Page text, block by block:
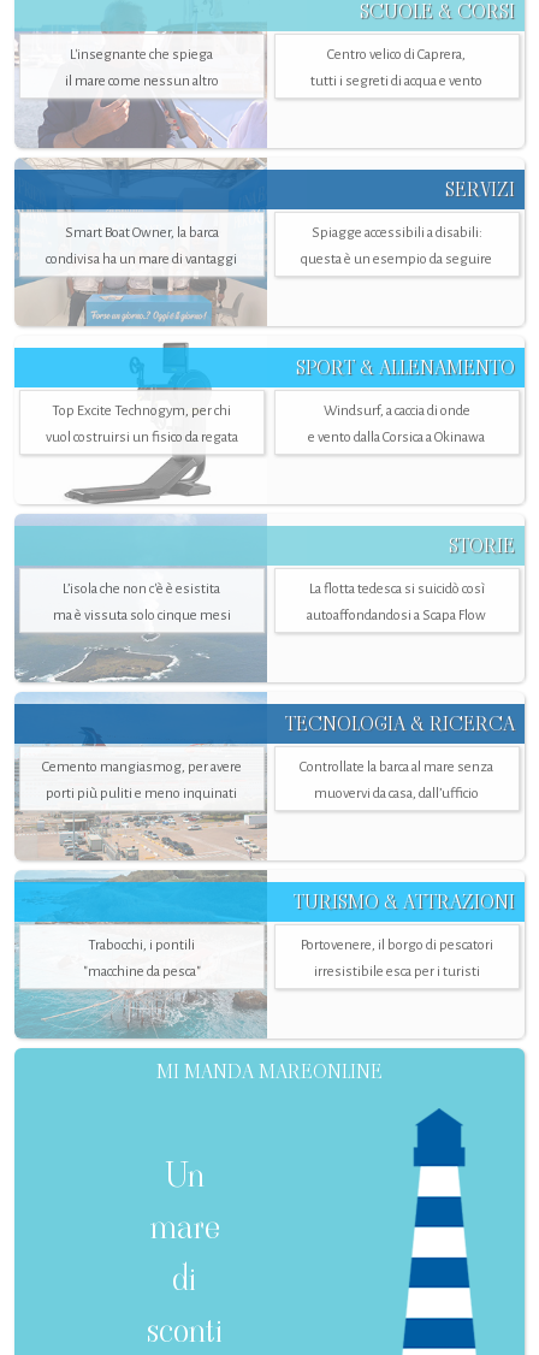
SCUOLE & CORSI
L'insegnante che spiega
il mare come nessun altro
Centro velico di Caprera,
tutti i segreti di acqua e vento
SERVIZI
Smart Boat Owner, la barca
condivisa ha un mare di vantaggi
Spiagge accessibili a disabili:
questa è un esempio da seguire
SPORT & ALLENAMENTO
Top Excite Technogym, per chi
vuol costruirsi un fisico da regata
Windsurf, a caccia di onde
e vento dalla Corsica a Okinawa
STORIE
L’isola che non c'è è esistita
ma è vissuta solo cinque mesi
La flotta tedesca si suicidò così
autoaffondandosi a Scapa Flow
TECNOLOGIA & RICERCA
Cemento mangiasmog, per avere
porti più puliti e meno inquinati
Controllate la barca al mare senza
muovervi da casa, dall’ufficio
TURISMO & ATTRAZIONI
Trabocchi, i pontili
"macchine da pesca"
Portovenere, il borgo di pescatori
irresistibile esca per i turisti
MI MANDA MAREONLINE
Un
mare
di
sconti